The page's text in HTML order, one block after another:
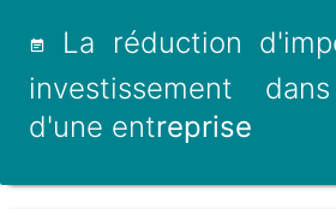
La réduction
investissement
d'une entreprise